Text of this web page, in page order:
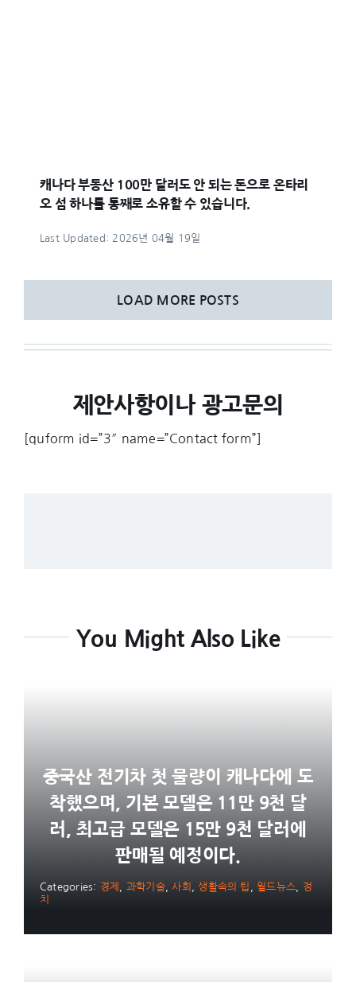
캐나다 부동산 100만 달러도 안 되는 돈으로 온타리
오 섬 하나를 통째로 소유할 수 있습니다.
Last Updated: 2026년 04월 19일
LOAD MORE POSTS
제안사항이나 광고문의
[quform id=”3″ name=”Contact form”]
You Might Also Like
중국산 전기차 첫 물량이 캐나다에 도
착했으며, 기본 모델은 11만 9천 달
러, 최고급 모델은 15만 9천 달러에
판매될 예정이다.
Categories: 경제 과학기술,사회 ,생활속의 팁 ,월드뉴스
정
치